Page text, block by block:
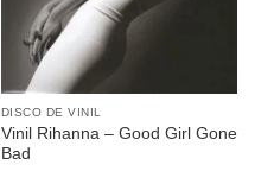
DISCO DE VINIL
Vinil Rihanna – Good Girl Gone
Bad